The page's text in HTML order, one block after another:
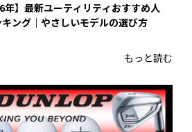
年】最新ユーティリティおすすめ人
ング｜やさしいモデルの選び方
もっと読む